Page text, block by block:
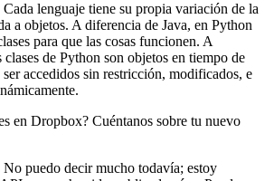
Cada lenguaje tiene su propia variación de la
a objetos. A diferencia de Java, en Python
para que las cosas funcionen. A
de Python son objetos en tiempo de
accedidos sin restricción, modificados, e
en Dropbox? Cuéntanos sobre tu nuevo
No puedo decir mucho todavía; estoy